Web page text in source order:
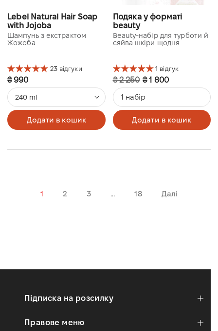
Lebel Natural Hair Soap
with Jojoba
Шампунь з екстрактом
Жожоба
23 відгуки
₴ 990
240 ml
Додати в кошик
Подяка у форматі
beauty
Beauty-набір для турботи й
сяйва шкіри щодня
1 відгук
₴ 2 250 ₴ 1 800
1 набір
Додати в кошик
1 2 3 … 18 Далі
Підписка на розсилку
Правове меню